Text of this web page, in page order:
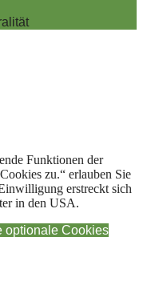
Funktionen der
zu.“ erlauben Sie
erstreckt sich
in den USA.
optionale Cookies